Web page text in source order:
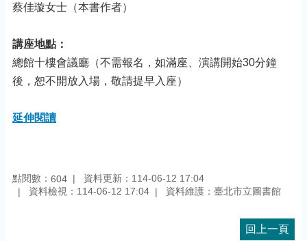
蔡佳璇女士（本書作者）
講座地點：
總館十樓會議廳（不需報名，如滿座、演講開始30分鐘
後，恕不開放入場，敬請提早入座）
延伸閱讀
點閱數： 604
資料更新：114-06-12 17:04
資料檢視：114-06-12 17:04
資料維護：臺北市立圖書館
回上一頁